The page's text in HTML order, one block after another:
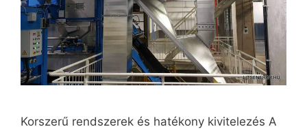
Korszerű rendszerek és hatékony kivitelezés A